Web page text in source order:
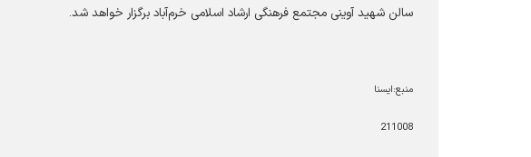
سالن شهید آوینی مجتمع فرهنگی ارشاد اسلامی خرمآباد برگزار خواهد شد.
منبع:ایسنا
211008